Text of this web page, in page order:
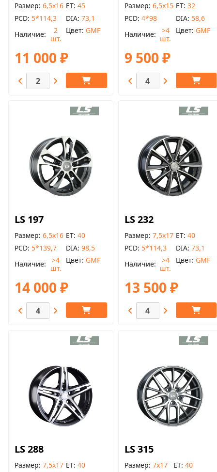
Размер 6,5x16
PCD 5*114,3
Наличие
2
шт.
ET 45
DIA 73,1
Цвет GMF
11 000 ₽
Размер 6,5x15
PCD 4*98
Наличие
>4
шт.
ET 32
DIA 58,6
Цвет GMF
9 500 ₽
LS 197
Размер 6,5x16
PCD 5*139,7
Наличие
>4
шт.
ET 40
DIA 98,5
Цвет GMF
14 000 ₽
LS 232
Размер 7,5x17
PCD 5*114,3
Наличие
>4
шт.
ET 40
DIA 73,1
Цвет GMF
13 500 ₽
LS 288
Размер 7,5x17 ET 40
LS 315
Размер 7x17
ET 40